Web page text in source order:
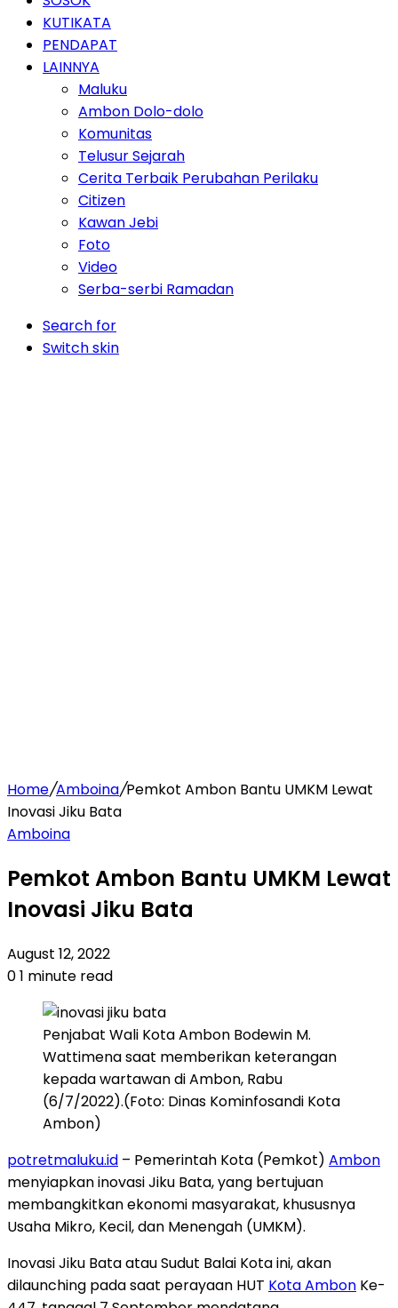
KUTIKATA
PENDAPAT
LAINNYA
Maluku
Ambon Dolo-dolo
Komunitas
Telusur Sejarah
Cerita Terbaik Perubahan Perilaku
Citizen
Kawan Jebi
Foto
Video
Serba-serbi Ramadan
Search for
Switch skin
Home/Amboina/Pemkot Ambon Bantu UMKM Lewat
Inovasi Jiku Bata
Amboina
Pemkot Ambon Bantu UMKM Lewat
Inovasi Jiku Bata
August 12, 2022
01 minute read
Penjabat Wali Kota Ambon Bodewin M.
Wattimena saat memberikan keterangan
kepada wartawan di Ambon, Rabu
(6/7/2022).(Foto: Dinas Kominfosandi Kota
Ambon)
potretmaluku.id – Pemerintah Kota (Pemkot) Ambon
menyiapkan inovasi Jiku Bata, yang bertujuan
membangkitkan ekonomi masyarakat, khususnya
Usaha Mikro, Kecil, dan Menengah (UMKM).
Inovasi Jiku Bata atau Sudut Balai Kota ini, akan
dilaunching pada saat perayaan HUT Kota Ambon Ke-